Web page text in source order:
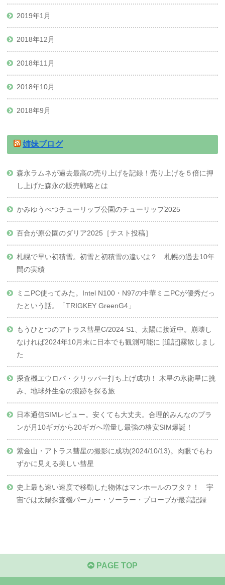
2019年1月
2018年12月
2018年11月
2018年10月
2018年9月
姉妹ブログ
森永ラムネが過去最高の売り上げを記録！売り上げを５倍に押
し上げた森永の販売戦略とは
かみゆうべつチューリップ公園のチューリップ2025
百合が原公園のダリア2025［テスト投稿］
札幌で早い初積雪。初雪と初積雪の違いは？ 札幌の過去10年
間の実績
ミニPC使ってみた。Intel N100・N97の中華ミニPCが優秀だっ
たという話。「TRIGKEY GreenG4」
もうひとつのアトラス彗星C/2024 S1、太陽に接近中。崩壊し
なければ2024年10月末に日本でも観測可能に [追記]霧散しまし
た
探査機エウロパ・クリッパー打ち上げ成功！ 木星の氷衛星に挑
み、地球外生命の痕跡を探る旅
日本通信SIMレビュー。安くても大丈夫。合理的みんなのプラ
ンが月10ギガから20ギガへ増量し最強の格安SIM爆誕！
紫金山・アトラス彗星の撮影に成功(2024/10/13)。肉眼でもわ
ずかに見える美しい彗星
史上最も速い速度で移動した物体はマンホールのフタ？！ 宇
宙では太陽探査機パーカー・ソーラー・プローブが最高記録
PAGE TOP